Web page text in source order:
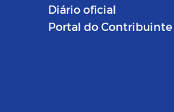
Diário oficial
Portal do Contribuinte